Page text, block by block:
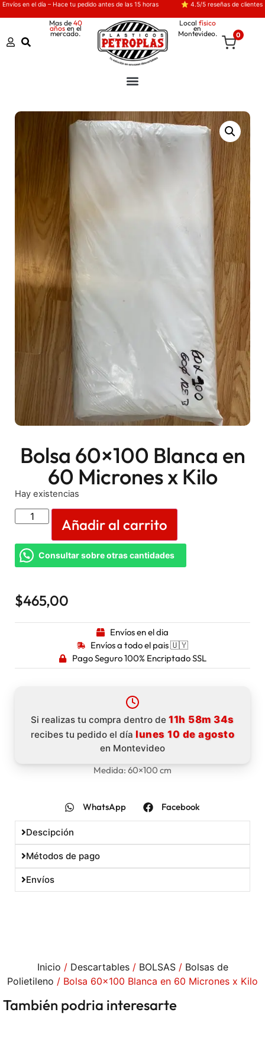
Envíos en el día – Hace tu pedido antes de las 15 horas ⭐ 4.5/5 reseñas de clientes
Mas de 40
añosen el
mercado.
Local físico
en
Montevideo. 0
Bolsa 60×100 Blanca en
60 Micrones x Kilo
Hay existencias
Añadir al carrito
Consultar sobre otras cantidades
$465,00
Envíos en el dia
Envíos a todo el pais 🇺🇾
Pago Seguro 100% Encriptado SSL
Si realizas tu compra dentro de11h 58m 33s
recibes tu pedido el día lunes 10 de agosto
en Montevideo
Medida: 60×100 cm
WhatsApp Facebook
Descipción
Métodos de pago
Envíos
Inicio / Descartables/ BOLSAS/ Bolsas de
Polietileno / Bolsa 60×100 Blanca en 60 Micrones x Kilo
También podria interesarte